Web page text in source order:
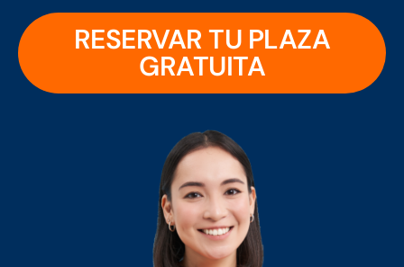
RESERVAR TU PLAZA
GRATUITA